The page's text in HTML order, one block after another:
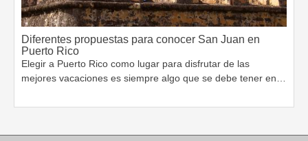
Diferentes propuestas para conocer San Juan en
Puerto Rico
Elegir a Puerto Rico como lugar para disfrutar de las
mejores vacaciones es siempre algo que se debe tener en…